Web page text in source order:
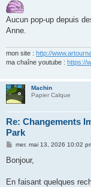
g
e
Aucun pop-up depuis
Anne.
mon site : http://
ma chaîne youtube : https://
Machin
Papier Calque
Re: Changements
Park
M
s
g
mer. mai 13, 2026 10:02
Bonjour,
En faisant quelques